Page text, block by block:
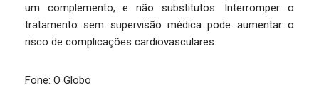
um complemento, e não substitutos. Interromper o
tratamento sem supervisão médica pode aumentar o
risco de complicações cardiovasculares.
Fone: O Globo